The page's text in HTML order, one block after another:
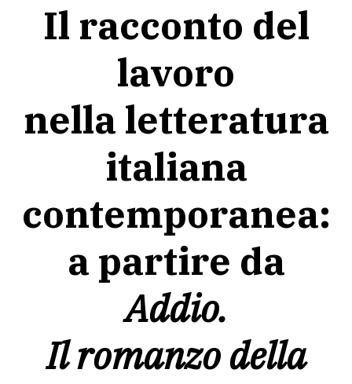
Il racconto del
lavoro
nella letteratura
italiana
contemporanea:
a partire da
Addio.
Il romanzo della